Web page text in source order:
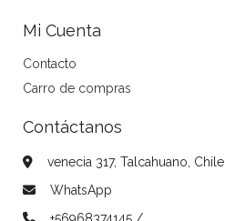
Mi Cuenta
Contacto
Carro de compras
Contáctanos
venecia 317, Talcahuano, Chile
WhatsApp